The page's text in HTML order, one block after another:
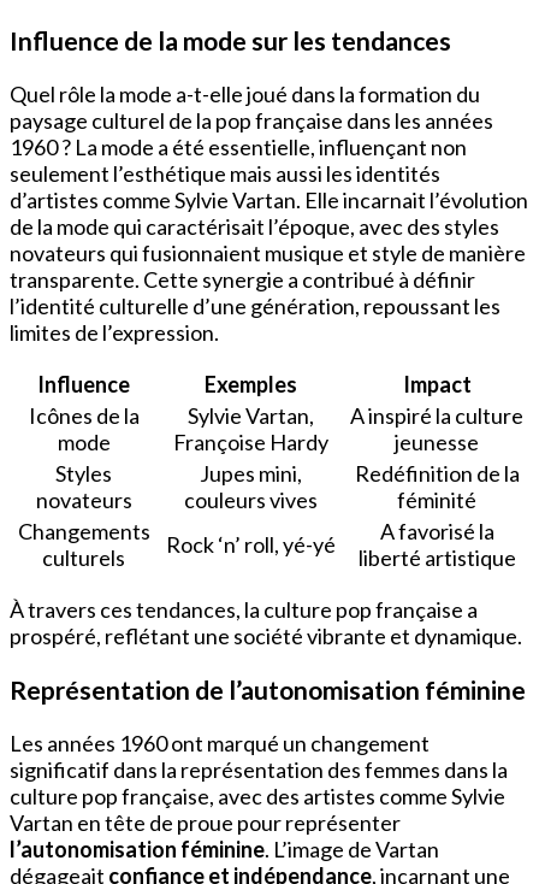
Influence de la mode sur les tendances
Quel rôle la mode a-t-elle joué dans la formation du
paysage culturel de la pop française dans les années
1960 ? La mode a été essentielle, influençant non
seulement l’esthétique mais aussi les identités
d’artistes comme Sylvie Vartan. Elle incarnait l’évolution
de la mode qui caractérisait l’époque, avec des styles
novateurs qui fusionnaient musique et style de manière
transparente. Cette synergie a contribué à définir
l’identité culturelle d’une génération, repoussant les
limites de l’expression.
Influence
Exemples
Impact
Icônes de la
mode
Sylvie Vartan,
Françoise Hardy
A inspiré la culture
jeunesse
Styles
novateurs
Jupes mini,
couleurs vives
Redéfinition de la
féminité
Changements
culturels
Rock ‘n’ roll, yé-yé
A favorisé la
liberté artistique
À travers ces tendances, la culture pop française a
prospéré, reflétant une société vibrante et dynamique.
Représentation de l’autonomisation féminine
Les années 1960 ont marqué un changement
significatif dans la représentation des femmes dans la
culture pop française, avec des artistes comme Sylvie
Vartan en tête de proue pour représenter
l’autonomisation féminine. L’image de Vartan
dégageait confiance et indépendance, incarnant une